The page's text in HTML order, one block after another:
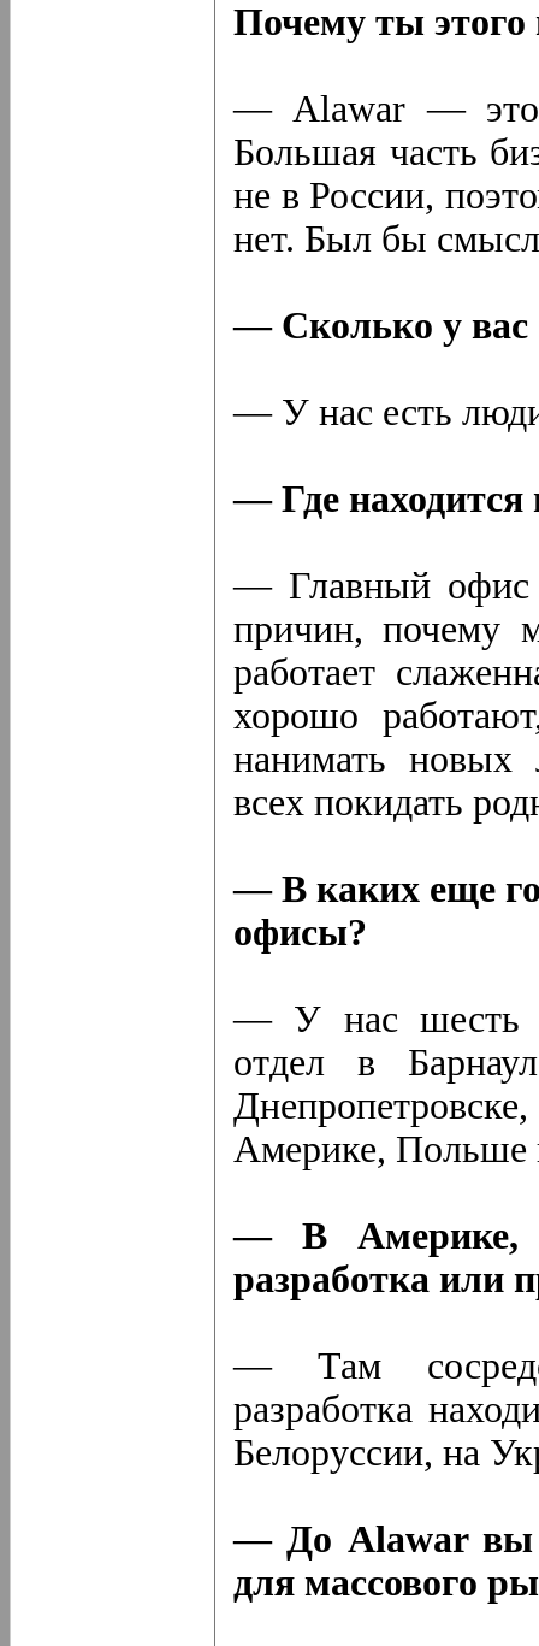
Почему ты этого
— Alawar — это
Большая часть
не в России,
нет. Был бы
— Сколько у вас
— У нас есть
— Где
— Главный офис
причин, почему
работает
хорошо
нанимать новых
всех покидать
— В каких еще
офисы?
— У нас шесть
отдел в
Америке, Польше
— В Америке,
разработка или
— Там
разработка
Белоруссии, на
— До Alawar вы
для массового